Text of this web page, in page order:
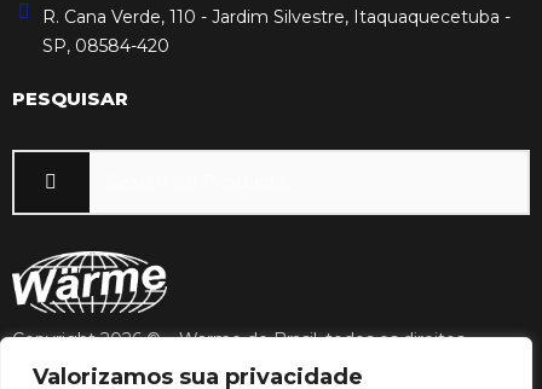
Valorizamos sua privacidade
R. Cana Verde, 110 - Jardim Silvestre, Itaquaquecetuba -
SP, 08584-420
PESQUISAR
Copyright 2026 © – Warme do Brasil, todos os direitos
reservados.